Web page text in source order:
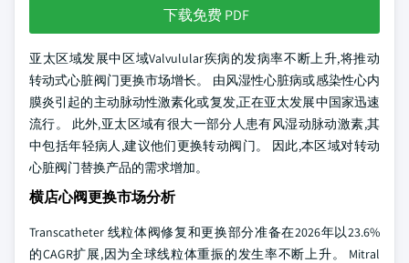
下载免费 PDF
亚太区域发展中区域Valvulular疾病的发病率不断上升,将推动
转动式心脏阀门更换市场增长。 由风湿性心脏病或感染性心内
膜炎引起的主动脉动性激素化或复发,正在亚太发展中国家迅速
流行。 此外,亚太区域有很大一部分人患有风湿动脉动激素,其
中包括年轻病人,建议他们更换转动阀门。 因此,本区域对转动
心脏阀门替换产品的需求增加。
横店心阀更换市场分析
Transcatheter 线粒体阀修复和更换部分准备在2026年以23.6%
的CAGR扩展,因为全球线粒体重振的发生率不断上升。 Mitral